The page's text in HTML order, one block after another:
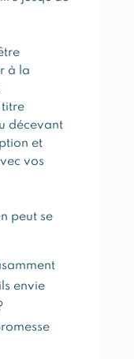
à la
titre
décevant
et
vos
peut se
envie